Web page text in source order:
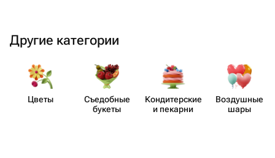
Другие категории
Цветы
Съедобные
букеты
Кондит​ерские
и пекарни
Воздушные
шары